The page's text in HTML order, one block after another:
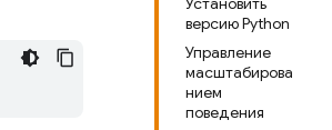
версию Python
Управление
масштабирова
нием
поведения